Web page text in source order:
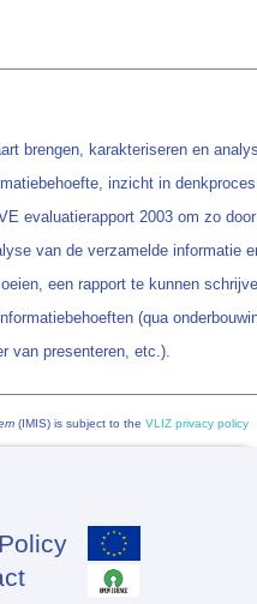
brengen, karakteriseren en
inzicht in
evaluatierapport 2003 om zo door
van de verzamelde informatie
een rapport te kunnen
(qua
van presenteren, etc.).
(IMIS) is subject to the VLIZ privacy policy